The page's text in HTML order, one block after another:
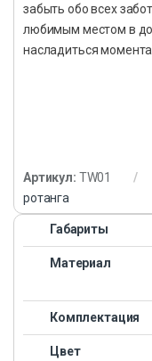
забыть обо всех
любимым местом в
насладиться
Артикул: TW01
ротанга
Габариты
Материал
Комплектация
Цвет